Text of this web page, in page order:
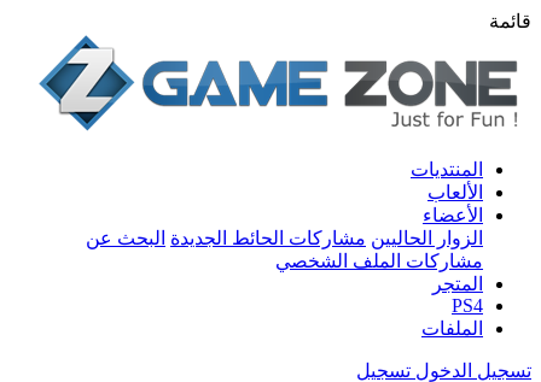
قائمة
المنتديات
الألعاب
الأعضاء
الزوار الحاليين مشاركات الحائط الجديدة البحث عن
مشاركات الملف الشخصي
المتجر
PS4
الملفات
تسجيل الدخول تسجيل